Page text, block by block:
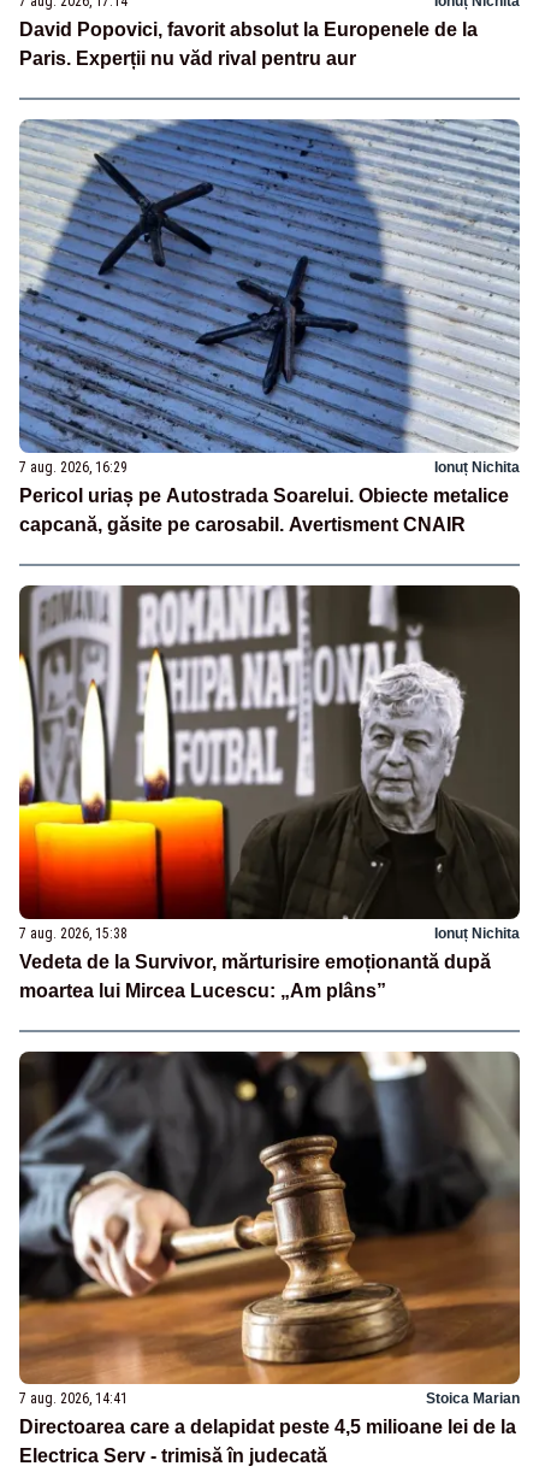
David Popovici, favorit absolut la Europenele de la
Paris. Experții nu văd rival pentru aur
7 aug. 2026, 16:29 Ionuț Nichita
Pericol uriaș pe Autostrada Soarelui. Obiecte metalice
capcană, găsite pe carosabil. Avertisment CNAIR
7 aug. 2026, 15:38 Ionuț Nichita
Vedeta de la Survivor, mărturisire emoționantă după
moartea lui Mircea Lucescu: „Am plâns”
7 aug. 2026, 14:41 Stoica Marian
Directoarea care a delapidat peste 4,5 milioane lei de la
Electrica Serv - trimisă în judecată